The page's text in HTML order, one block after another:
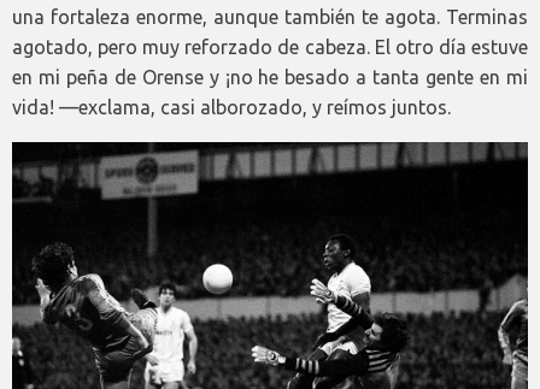
una fortaleza enorme, aunque también te agota. Terminas
agotado, pero muy reforzado de cabeza. El otro día estuve
en mi peña de Orense y ¡no he besado a tanta gente en mi
vida! —exclama, casi alborozado, y reímos juntos.